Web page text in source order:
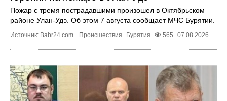
Пожар с тремя пострадавшими произошел в Октябрьском
районе Улан-Удэ. Об этом 7 августа сообщает МЧС Бурятии.
Источник: Babr24.com Происшествия Бурятия 565 07.08.2026